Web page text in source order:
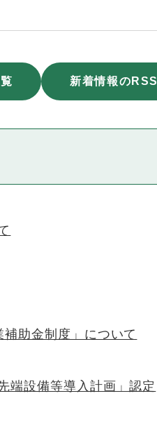
新着情報のRSS
助金制度」について
端設備等導入計画」認定